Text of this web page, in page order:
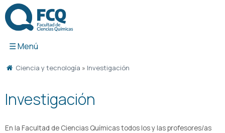
contenido
Ciencia y tecnología » Investigación
Investigación
En la Facultad de Ciencias Químicas todos los y las profesores/as